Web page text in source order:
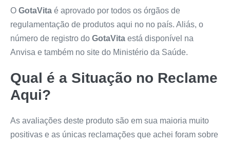
O GotaVita é aprovado por todos os órgãos de
regulamentação de produtos aqui no no país. Aliás, o
número de registro do GotaVita está disponível na
Anvisa e também no site do Ministério da Saúde.
Qual é a Situação no Reclame
Aqui?
As avaliações deste produto são em sua maioria muito
positivas e as únicas reclamações que achei foram sobre